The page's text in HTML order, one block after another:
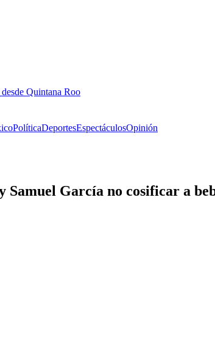
Quintana Roo
PolíticaDeportesEspectáculosOpinión
García no cosificar a